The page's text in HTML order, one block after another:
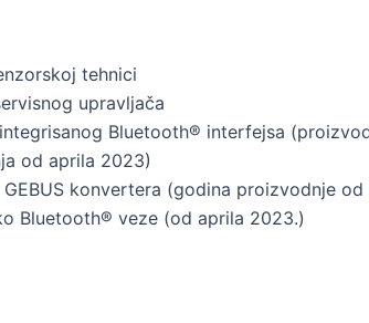
tehnici
upravljača
Bluetooth® interfejsa
od aprila 2023)
konvertera (godina proizvodnje
Bluetooth® veze (od aprila 2023.)